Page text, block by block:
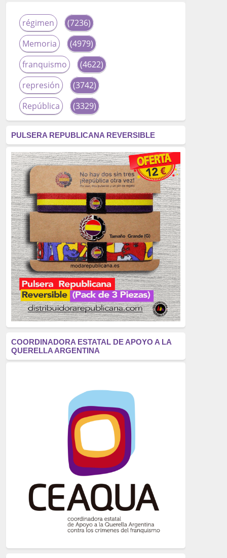
régimen
(7236)
Memoria
(4979)
franquismo
(4622)
represión
(3742)
República
(3329)
fascismo
(2677)
tardofranquismo
(2320)
Actualidad
(2319)
monarquía
(2253)
borbones
(2176)
Cultura
(2163)
Guerra
(1674)
genocidio
(1234)
mujer
(1070)
Eventos
(914)
Crímenes del franquismo
(721)
(699)
(607)
neofranquismo
(567)
Justicia Universal
Derechos Humanos
(522)
Nacionalcatolicismo
(514)
PULSERA REPUBLICANA REVERSIBLE
COORDINADORA ESTATAL DE APOYO A LA
QUERELLA ARGENTINA